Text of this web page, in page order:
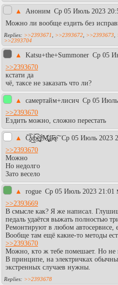
▲ Аноним Ср 05 Июль 2023
Можно ли вообще ездить без
>>2393671 >>2393672 >>2393673
>>2393704
▲ Katsu+the+Summoner Ср 05
>>2393670
кстати да
чё, таксе не заказать что ли?
▲ самертайм+лисич Ср 05
>>2393670
Ездить можно, сложно перестать
▲ C̸̡̀̕͡y̸̢͟͟b́̀͟͡͡e҉̡̧͝ŗ̶͏́M̧҉̢͢á͡k̵̴̢e͠ Ср 05 Июль 2023
>>2393670
Можно
Но недолго
Зато весело
▲ rogue Ср 05 Июль 2023 21:01
>>2393669
В смысле как? Я же написал.
педаль удаётся выжать полностью
Ремонтируют в любом автосервисе,
Вообще там ещё какие-то методы
>>2393670
Можно, кто ж тебе помешает. Но не
В принципе, на электричках
экстренных случаев нужны.
>>2393678